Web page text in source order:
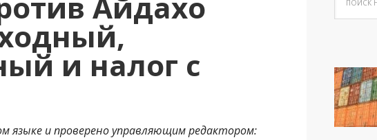
и налог с
языке и проверено управляющим редактором: